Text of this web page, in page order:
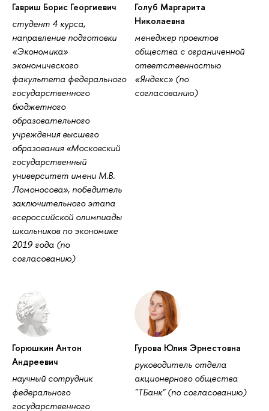
Гавриш Борис Георгиевич
студент 4 курса,
направление подготовки
«Экономика»
экономического
факультета федерального
государственного
бюджетного
образовательного
учреждения высшего
образования «Московский
государственный
университет имени М.В.
Ломоносова», победитель
заключительного этапа
всероссийской олимпиады
школьников по экономике
2019 года (по
согласованию)
Голуб Маргарита
Николаевна
менеджер проектов
общества с ограниченной
ответственностью
«Яндекс» (по
согласованию)
Горюшкин Антон
Андреевич
научный сотрудник
федерального
государственного
Гурова Юлия Эрнестовна
руководитель отдела
акционерного общества
"ТБанк" (по согласованию)